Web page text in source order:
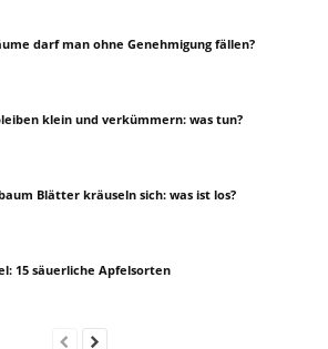
darf man ohne Genehmigung fällen?
klein und verkümmern: was tun?
Blätter kräuseln sich: was ist los?
15 säuerliche Apfelsorten